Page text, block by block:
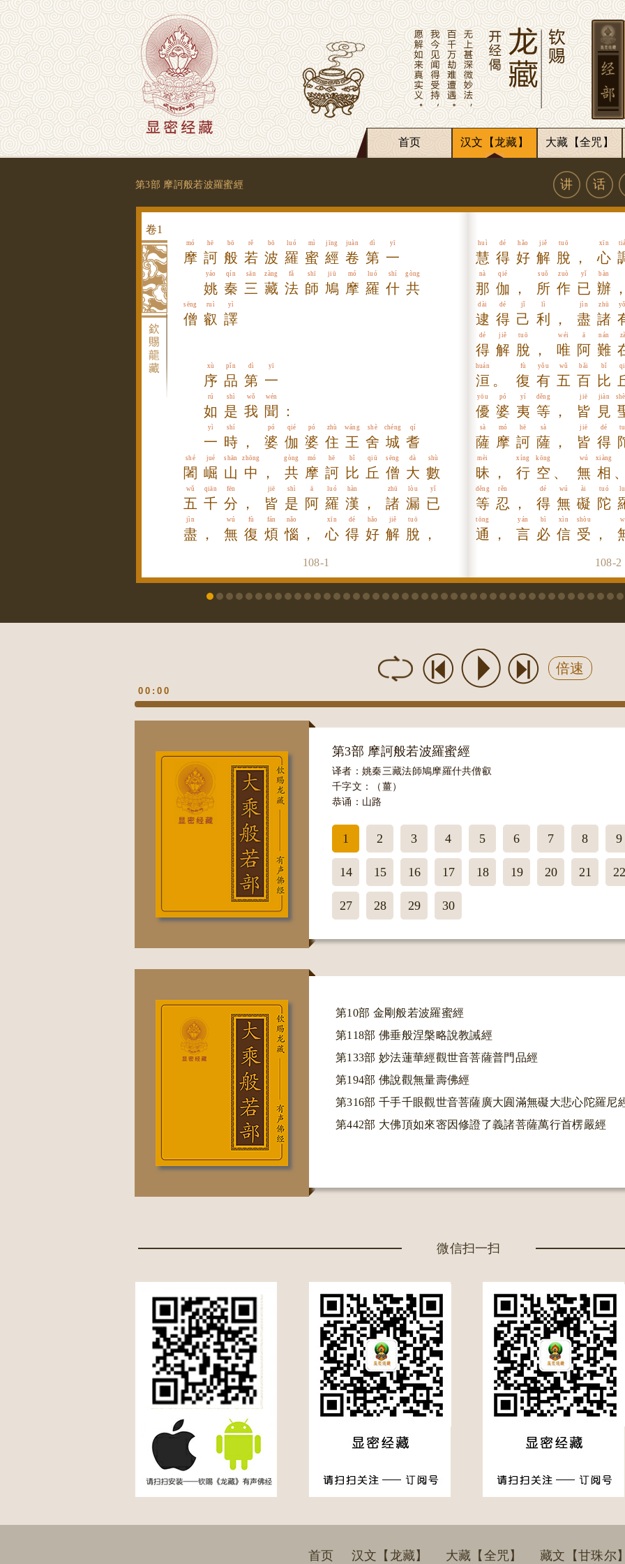
首页 汉文【龙藏】 大藏【全咒】
第3部 摩訶般若波羅蜜經 话
讲
卷1
mó hē bō rě bō luó mì jīng juàn dì yī
摩 訶 般 若 波 羅 蜜 經 卷 第 一
yáo qín sān zàng fǎ shī jiū mó luó shí gòng
姚 秦 三 藏 法 師 鳩 摩 羅 什 共
sēng ruì yì
僧 叡 譯
xù pǐn dì yī
序 品 第 一
rú shì wǒ wén
如 是 我 聞 ：
yì shí pó qié pó zhù wáng shè chéng qí
一 時 ， 婆 伽 婆 住 王 舍 城 耆
shé jué shān zhōng gòng mó hē bǐ qiū sēng dà shù
闍 崛 山 中 ， 共 摩 訶 比 丘 僧 大 數
wǔ qiān fēn jiē shì ā luó hàn zhū lòu yǐ
五 千 分 ， 皆 是 阿 羅 漢 ， 諸 漏 已
jìn wú fù fán nǎo xīn dé hǎo jiě tuō
盡 ， 無 復 煩 惱 ， 心 得 好 解 脫 ，
huì dé hǎo jiě tuō xīn
慧 得 好 解 脫 ， 心
nà qié suǒ zuò yǐ bàn
那 伽 ， 所 作 已 辦
dài dé jǐ lì jìn zhū
逮 得 己 利 ， 盡 諸
dé jiě tuō wéi ā nán
得 解 脫 ， 唯 阿 難
huán fù yǒu wǔ bǎi bǐ
洹 。 復 有 五 百 比
yōu pó yí děng jiē jiàn
優 婆 夷 等 ， 皆 見
sà mó hē sà jiē dé
薩 摩 訶 薩 ， 皆 得
mèi xíng kōng wú xiàng
昧 ， 行 空 、 無 相
děng rěn dé wú ài tuó
等 忍 ， 得 無 礙 陀
tōng yán bì xìn shòu
通 ， 言 必 信 受 ，
108-1 108-2
倍速
00:00
第3部 摩訶般若波羅蜜經
译者：姚秦三藏法師鳩摩羅什共僧叡
千字文：（薑）
恭诵：山路
1 2 3 4 5 6 7 8 9
14 15 16 17 18 19 20 21
27 28 29 30
第10部 金剛般若波羅蜜經
第118部 佛垂般涅槃略說教誡經
第133部 妙法蓮華經觀世音菩薩普門品經
第194部 佛說觀無量壽佛經
第316部 千手千眼觀世音菩薩廣大圎滿無礙大悲心陀羅尼
第442部 大佛頂如來宻因修證了義諸菩薩萬行首楞嚴經
微信扫一扫
首页 汉文【龙藏】 大藏【全咒】 藏文【甘珠尔